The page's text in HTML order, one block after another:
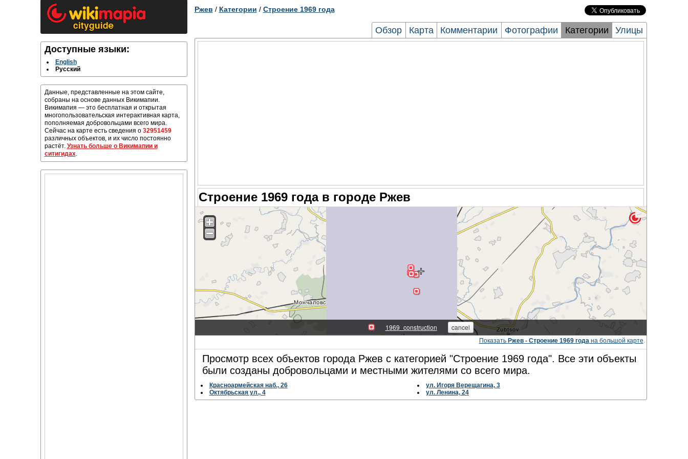
Доступные языки:
English
Русский
Данные, представленные на этом сайте,
собраны на основе данных Викимапии.
Викимапия — это бесплатная и открытая
многопользовательская интерактивная карта,
пополняемая добровольцами всего мира.
Сейчас на карте есть сведения о 32951459
различных объектов, и их число постоянно
растёт. Узнать больше о Викимапии и
ситигидах.
Ржев / Категории / Строение 1969 года
Обзор Карта Комментарии Фотографии Категории Улицы
Строение 1969 года в городе Ржев
Показать Ржев - Строение 1969 годана большой карте.
Просмотр всех объектов города Ржев с категорией "Строение 1969 года". Все эти объекты
были созданы добровольцами и местными жителями со всего мира.
Красноармейская наб., 26
ул. Игоря Верещагина, 3
Октябрьская ул., 4
ул. Ленина, 24